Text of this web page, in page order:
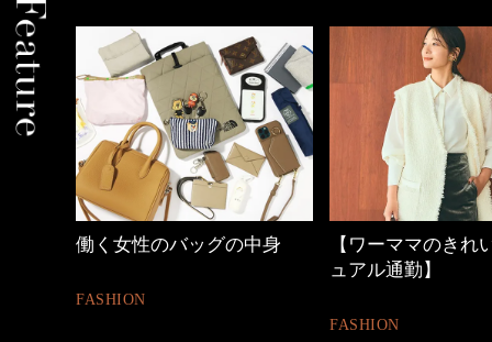
働く女性のバッグの中身
FASHION
【ワーママのきれ
ュアル通勤】
FASHION